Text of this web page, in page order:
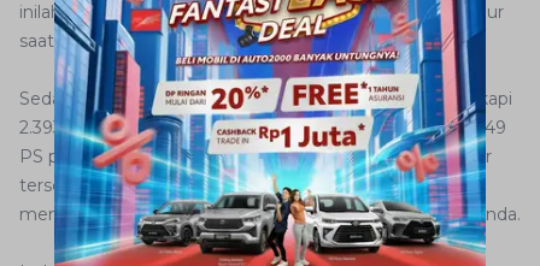
inilah yang membantu mobil untuk tidak berjalan mundur
saat berada di tanjakan.
Sedangkan untuk kapasitas silindernya, mobil ini dilengkapi
2.393 cc, menghasilkan kecepatan maksimum hingga 149
PS pada putaran mesin 6.000 rpm. Dengan seluruh fitur
tersebut, New Kijang Innova 2.4 Q M/T Diesel akan
menghadirkan pengalaman berkendara terbaik untuk Anda.